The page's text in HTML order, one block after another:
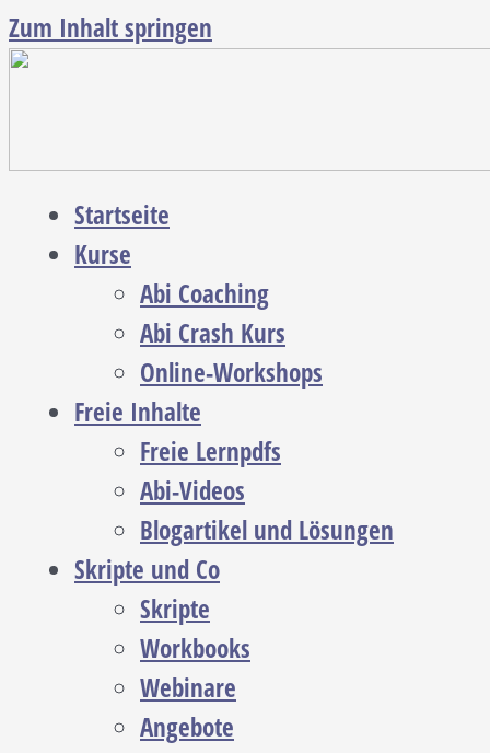
Zum Inhalt springen
Startseite
Kurse
Abi Coaching
Abi Crash Kurs
Online-Workshops
Freie Inhalte
Freie Lernpdfs
Abi-Videos
Blogartikel und Lösungen
Skripte und Co
Skripte
Workbooks
Webinare
Angebote